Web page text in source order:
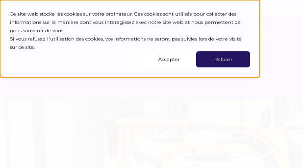
Ce site web stocke les cookies sur votre ordinateur. Ces cookies sont utilisés pour collecter des
informations sur la manière dont vous interagissez avec notre site web et nous permettent de
nous souvenir de vous.
Si vous refusez l'utilisation des cookies, vos informations ne seront pas suivies lors de votre visite
sur ce site.
Accepter
Refuser